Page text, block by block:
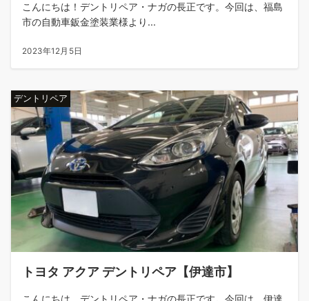
こんにちは！デントリペア・ナガの長正です。今回は、福島
市の自動車鈑金塗装業様より...
2023年12月5日
デントリペア
トヨタ アクア デントリペア【伊達市】
こんにちは、デントリペア・ナガの長正です。今回は、伊達